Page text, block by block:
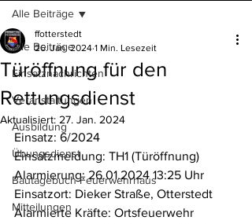
Alle Beiträge
Einsatznachrichten
Veranstaltungen
Ausbildung
Übungsdienst
Bautagebuch Feuerwehrhaus
Mitteilungen
Alle Beiträge
Türöffnung für den
Rettungsdienst
ffotterstedt
26. Jan. 2024 1 Min. Lesezeit
Aktualisiert: 27. Jan. 2024
Einsatz: 6/2024
Einsatzmeldung: TH1 (Türöffnung)
Alarmierung: 26.01.2024 13:25 Uhr
Einsatzort: Dieker Straße, Otterstedt
Alarmierte Kräfte: Ortsfeuerwehr